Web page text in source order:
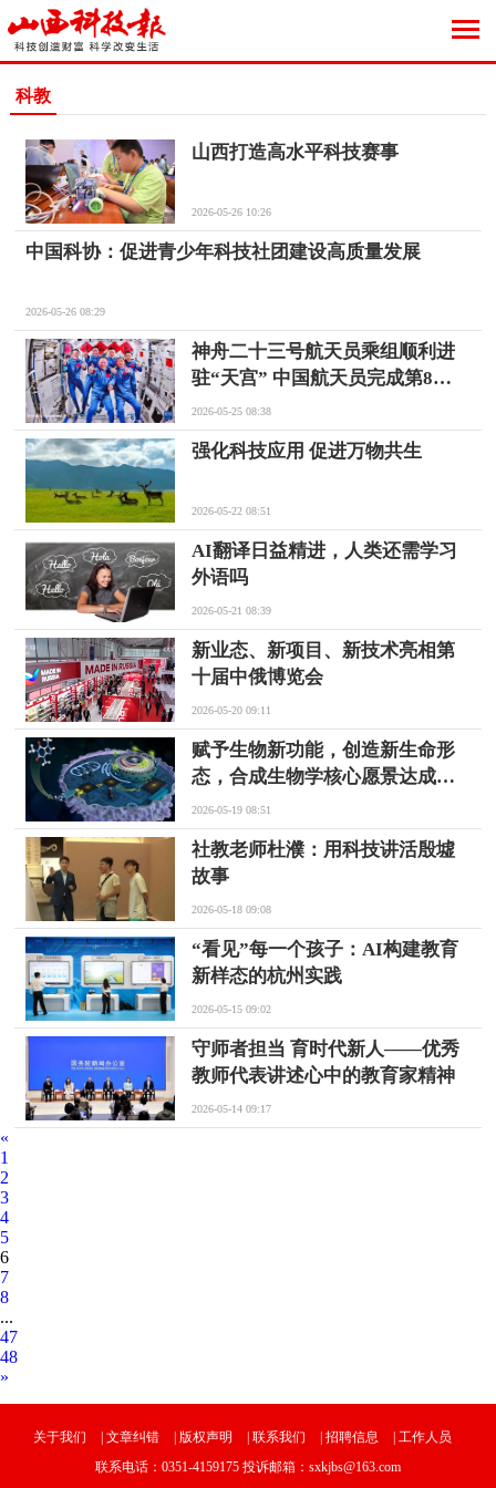
科教
山西打造高水平科技赛事
2026-05-26 10:26
中国科协：促进青少年科技社团建设高质量发展
2026-05-26 08:29
神舟二十三号航天员乘组顺利进
驻“天宫” 中国航天员完成第8
次“太空会师”
2026-05-25 08:38
强化科技应用 促进万物共生
2026-05-22 08:51
AI翻译日益精进，人类还需学习
外语吗
2026-05-21 08:39
新业态、新项目、新技术亮相第
十届中俄博览会
2026-05-20 09:11
赋予生物新功能，创造新生命形
态，合成生物学核心愿景达成还
要多久
2026-05-19 08:51
社教老师杜濮：用科技讲活殷墟
故事
2026-05-18 09:08
“看见”每一个孩子：AI构建教育
新样态的杭州实践
2026-05-15 09:02
守师者担当 育时代新人——优秀
教师代表讲述心中的教育家精神
2026-05-14 09:17
«
1
2
3
4
5
6
7
8
...
47
48
»
关于我们 文章纠错 版权声明 联系我们 招聘信息
工作人员
联系电话：0351-4159175 投诉邮箱：sxkjbs@163.com